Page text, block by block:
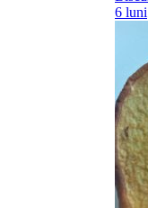
6 luni